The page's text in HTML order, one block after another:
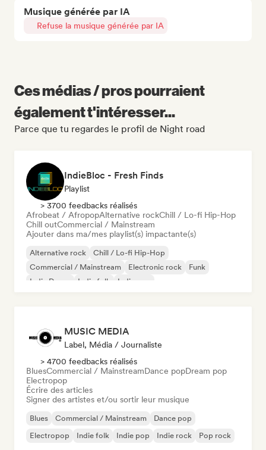
Musique générée par IA
Refuse la musique générée par IA
Ces médias / pros pourraient
également t'intéresser...
Parce que tu regardes le profil de Night road
IndieBloc - Fresh Finds
Playlist
> 3700 feedbacks réalisés
Afrobeat / AfropopAlternative rockChill / Lo-fi Hip-Hop
Chill outCommercial / Mainstream
Ajouter dans ma/mes playlist(s) impactante(s)
Alternative rock
Chill / Lo-fi Hip-Hop
Commercial / Mainstream
Electronic rock
Funk
Indie Dance
Indie folk Indie pop
MUSIC MEDIA
Label, Média / Journaliste
> 4700 feedbacks réalisés
BluesCommercial / MainstreamDance popDream pop
Electropop
Écrire des articles
Signer des artistes et/ou sortir leur musique
Blues Commercial / Mainstream
Dance pop
Electropop
Indie folk Indie pop Indie rock Pop rock